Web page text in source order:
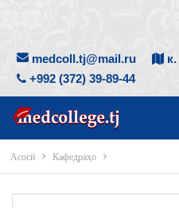
medcoll.tj@mail.ru
+992 (372) 39-89-44
Асосӣ Кафедраҳо